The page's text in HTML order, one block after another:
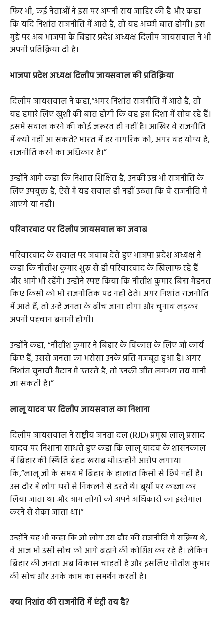
फिर भी, कई नेताओं ने इस पर अपनी राय जाहिर की है और कहा
कि यदि निशांत राजनीति में आते हैं, तो यह अच्छी बात होगी। इस
मुद्दे पर अब भाजपा के बिहार प्रदेश अध्यक्ष दिलीप जायसवाल ने भी
अपनी प्रतिक्रिया दी है।
भाजपा प्रदेश अध्यक्ष दिलीप जायसवाल की प्रतिक्रिया
दिलीप जायसवाल ने कहा,”अगर निशांत राजनीति में आते हैं, तो
यह हमारे लिए खुशी की बात होगी कि वह इस दिशा में सोच रहे हैं।
इसमें सवाल करने की कोई जरूरत ही नहीं है। आखिर वे राजनीति
में क्यों नहीं आ सकते? भारत में हर नागरिक को, अगर वह योग्य है,
राजनीति करने का अधिकार है।”
उन्होंने आगे कहा कि निशांत शिक्षित हैं, उनकी उम्र भी राजनीति के
लिए उपयुक्त है, ऐसे में यह सवाल ही नहीं उठता कि वे राजनीति में
आएंगे या नहीं।
परिवारवाद पर दिलीप जायसवाल का जवाब
परिवारवाद के सवाल पर जवाब देते हुए भाजपा प्रदेश अध्यक्ष ने
कहा कि नीतीश कुमार शुरू से ही परिवारवाद के खिलाफ रहे हैं
और आगे भी रहेंगे। उन्होंने स्पष्ट किया कि नीतीश कुमार बिना मेहनत
किए किसी को भी राजनीतिक पद नहीं देते। अगर निशांत राजनीति
में आते हैं, तो उन्हें जनता के बीच जाना होगा और चुनाव लड़कर
अपनी पहचान बनानी होगी।
उन्होंने कहा, “नीतीश कुमार ने बिहार के विकास के लिए जो कार्य
किए हैं, उससे जनता का भरोसा उनके प्रति मजबूत हुआ है। अगर
निशांत चुनावी मैदान में उतरते हैं, तो उनकी जीत लगभग तय मानी
जा सकती है।”
लालू यादव पर दिलीप जायसवाल का निशाना
दिलीप जायसवाल ने राष्ट्रीय जनता दल (RJD) प्रमुख लालू प्रसाद
यादव पर निशाना साधते हुए कहा कि लालू यादव के शासनकाल
में बिहार की स्थिति बेहद खराब थी।उन्होंने आरोप लगाया
कि,”लालू जी के समय में बिहार के हालात किसी से छिपे नहीं हैं।
उस दौर में लोग घरों से निकलने से डरते थे। बूथों पर कब्जा कर
लिया जाता था और आम लोगों को अपने अधिकारों का इस्तेमाल
करने से रोका जाता था।”
उन्होंने यह भी कहा कि जो लोग उस दौर की राजनीति में सक्रिय थे,
वे आज भी उसी सोच को आगे बढ़ाने की कोशिश कर रहे हैं। लेकिन
बिहार की जनता अब विकास चाहती है और इसलिए नीतीश कुमार
की सोच और उनके काम का समर्थन करती है।
क्या निशांत की राजनीति में एंट्री तय है?